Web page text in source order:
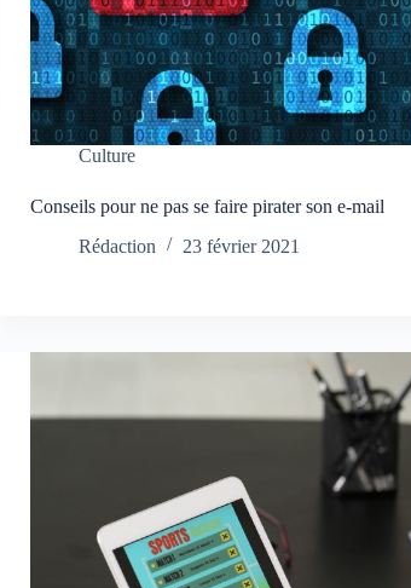
Culture
Conseils pour ne pas se faire pirater son e-mail
Rédaction
23 février 2021